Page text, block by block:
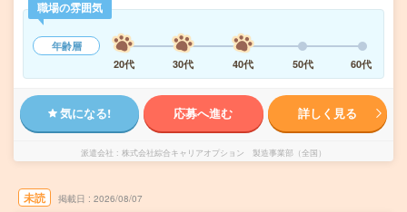
職場の雰囲気
年齢層
20代
30代 40代 50代 60代
気になる! 応募へ進む 詳しく見る
派遣会社 株式会社綜合キャリアオプション 製造事業部（全国）
未読 掲載日 2026/08/07